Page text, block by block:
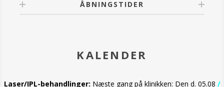
ÅBNINGSTIDER
KALENDER
Laser/IPL-behandlinger: Næste gang på klinikken: Den d. 05.08 /